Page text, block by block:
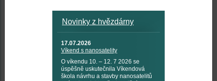
Novinky z hvězdárny
17.07.2026
Víkend s nanosatelity
O víkendu 10. – 12. 7 2026 se
úspěšně uskutečnila Víkendová
škola návrhu a stavby nanosatelitů